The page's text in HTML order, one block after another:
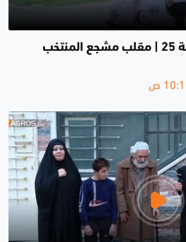
برنامج طلقة توني الحلقة 25 | مقلب مشجع المنتخب